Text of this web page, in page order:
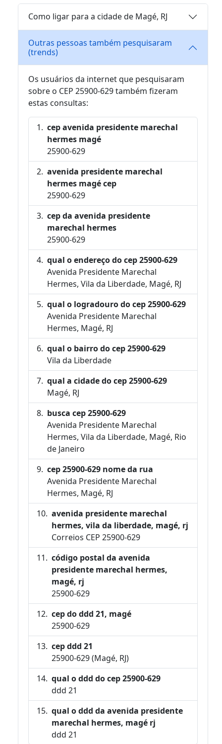
Como ligar para a cidade de Magé, RJ
Outras pessoas também pesquisaram
(trends)
Os usuários da internet que pesquisaram
sobre o CEP 25900-629 também fizeram
estas consultas:
cep avenida presidente marechal
hermes magé
25900-629
avenida presidente marechal
hermes magé cep
25900-629
cep da avenida presidente
marechal hermes
25900-629
qual o endereço do cep 25900-629
Avenida Presidente Marechal
Hermes, Vila da Liberdade, Magé, RJ
qual o logradouro do cep 25900-629
Avenida Presidente Marechal
Hermes, Magé, RJ
qual o bairro do cep 25900-629
Vila da Liberdade
qual a cidade do cep 25900-629
Magé, RJ
busca cep 25900-629
Avenida Presidente Marechal
Hermes, Vila da Liberdade, Magé, Rio
de Janeiro
cep 25900-629 nome da rua
Avenida Presidente Marechal
Hermes, Magé, RJ
avenida presidente marechal
hermes, vila da liberdade, magé, rj
Correios CEP 25900-629
código postal da avenida
presidente marechal hermes,
magé, rj
25900-629
cep do ddd 21, magé
25900-629
cep ddd 21
25900-629 (Magé, RJ)
qual o ddd do cep 25900-629
ddd 21
qual o ddd da avenida presidente
marechal hermes, magé rj
ddd 21